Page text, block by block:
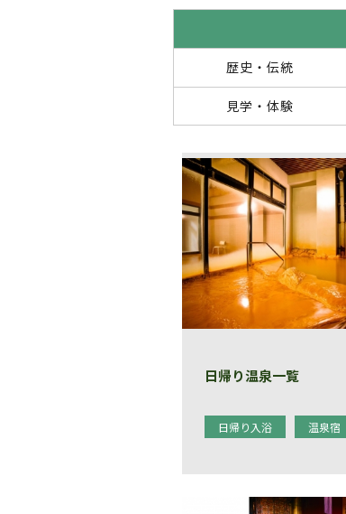
歴史・伝統
見学・体験
日帰り温泉一覧
日帰り入浴 温泉宿